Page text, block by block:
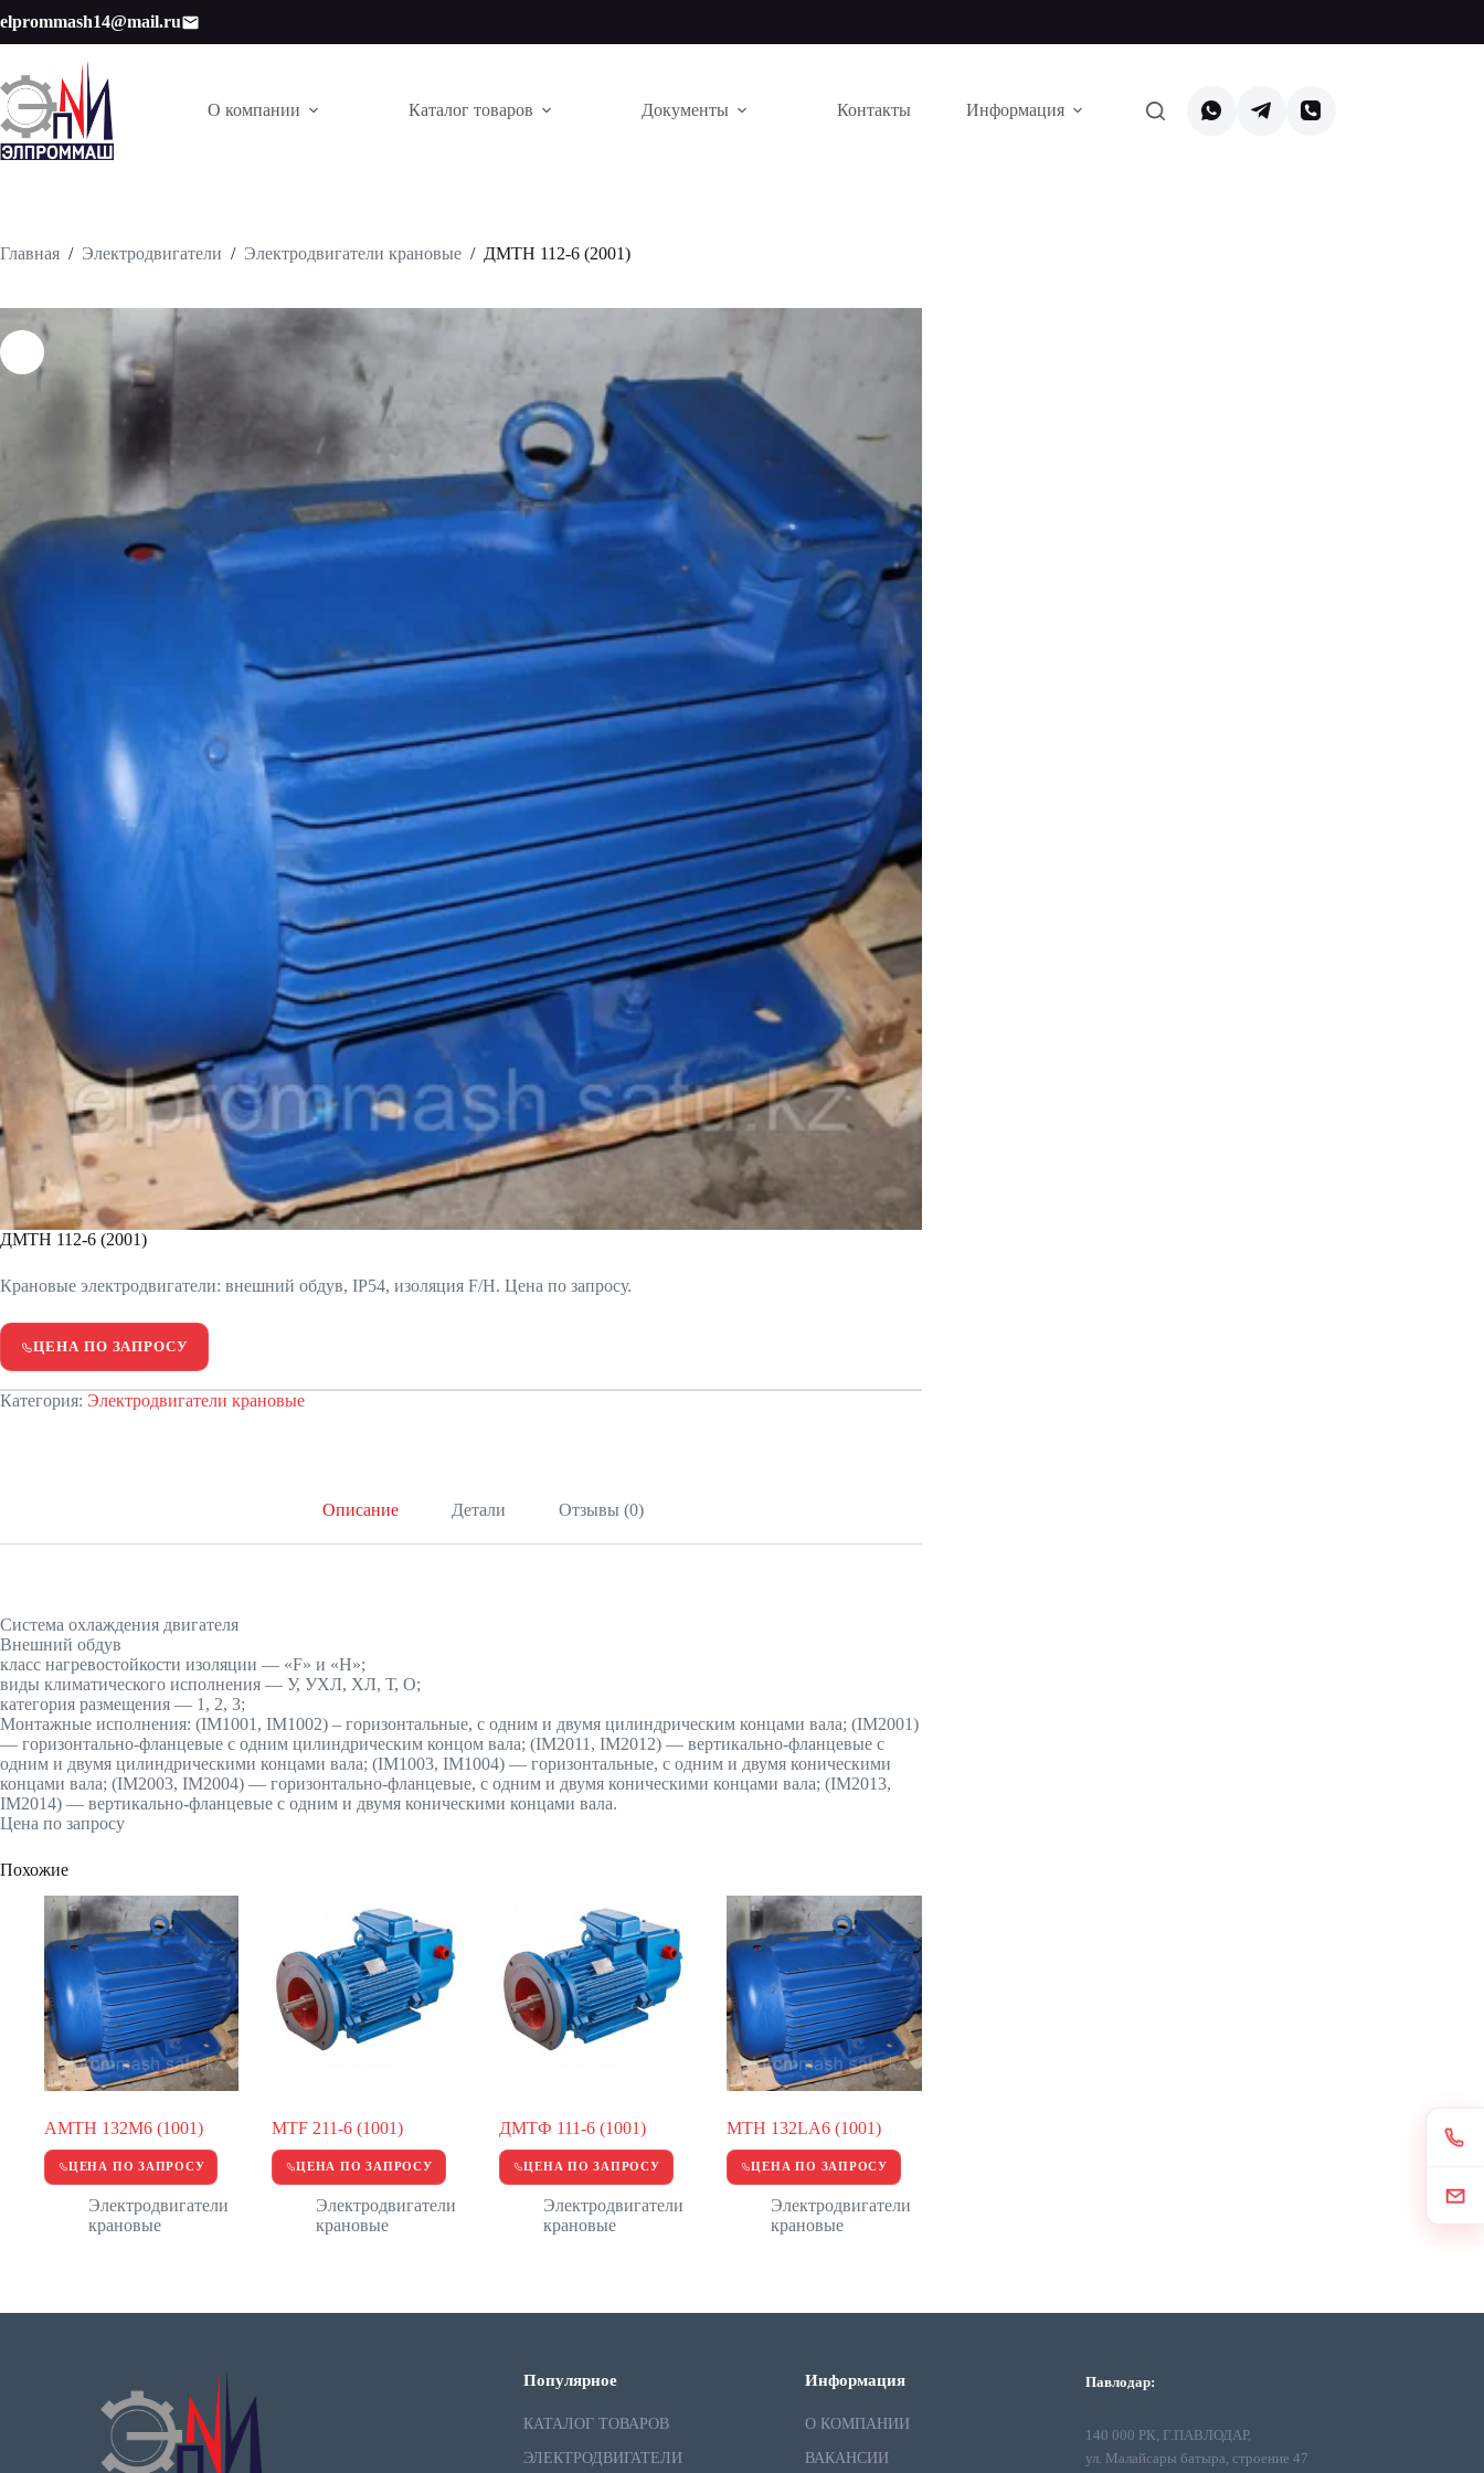
к
сути
elprommash14@mail.ru
О компании Каталог товаров Документы Контакты Информация
Главная / Электродвигатели / Электродвигатели крановые / ДМТН 112-6 (2001)
ДМТН 112-6 (2001)
Крановые электродвигатели: внешний обдув, IP54, изоляция F/H. Цена по запросу.
ЦЕНА ПО ЗАПРОСУ
Категория: Электродвигатели крановые
Описание Детали Отзывы (0)
Система охлаждения двигателя
Внешний обдув
класс нагревостойкости изоляции — «F» и «H»;
виды климатического исполнения — У, УХЛ, ХЛ, Т, О;
категория размещения — 1, 2, 3;
Монтажные исполнения: (IМ1001, IМ1002) – горизонтальные, с одним и двумя цилиндрическим концами вала; (IМ2001)
— горизонтально-фланцевые с одним цилиндрическим концом вала; (IМ2011, IМ2012) — вертикально-фланцевые с
одним и двумя цилиндрическими концами вала; (IМ1003, IМ1004) — горизонтальные, с одним и двумя коническими
концами вала; (IМ2003, IМ2004) — горизонтально-фланцевые, с одним и двумя коническими концами вала; (IМ2013,
IМ2014) — вертикально-фланцевые с одним и двумя коническими концами вала.
Цена по запросу
Похожие
АМТН 132М6 (1001)
ЦЕНА ПО ЗАПРОСУ
Электродвигатели
крановые
MTF 211-6 (1001)
ЦЕНА ПО ЗАПРОСУ
Электродвигатели
крановые
ДМТФ 111-6 (1001)
ЦЕНА ПО ЗАПРОСУ
Электродвигатели
крановые
MTH 132LА6 (1001)
ЦЕНА ПО ЗАПРОСУ
Электродвигатели
крановые
Популярное
КАТАЛОГ ТОВАРОВ
ЭЛЕКТРОДВИГАТЕЛИ
Информация
О КОМПАНИИ
ВАКАНСИИ
Павлодар:
140 000 РК, Г.ПАВЛОДАР,
ул. Малайсары батыра, строение 47